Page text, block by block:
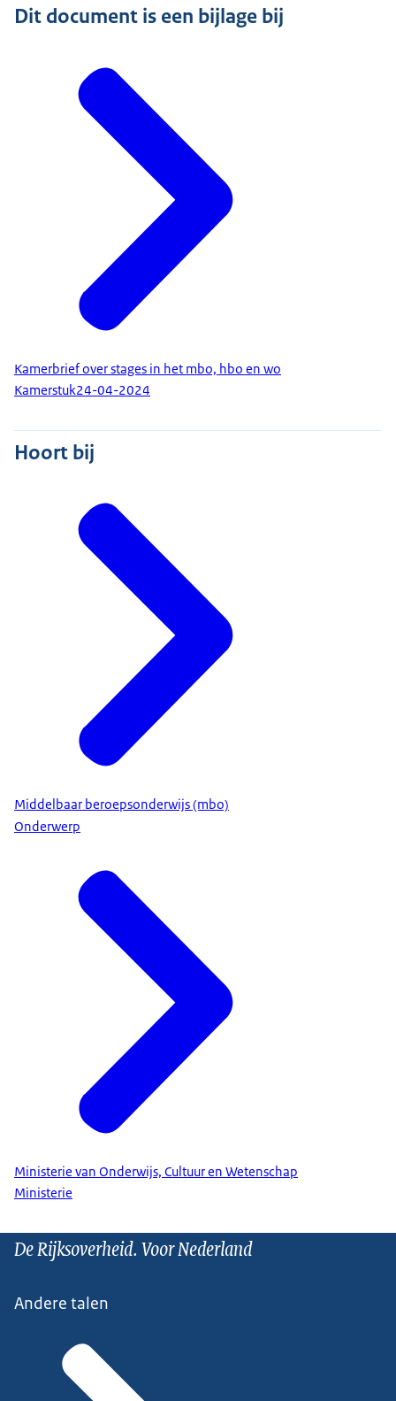
Dit document is een bijlage bij
Kamerbrief over stages in het mbo, hbo en wo
Kamerstuk24-04-2024
Hoort bij
Middelbaar beroepsonderwijs (mbo)
Onderwerp
Ministerie van Onderwijs, Cultuur en Wetenschap
Ministerie
De Rijksoverheid. Voor Nederland
Andere talen